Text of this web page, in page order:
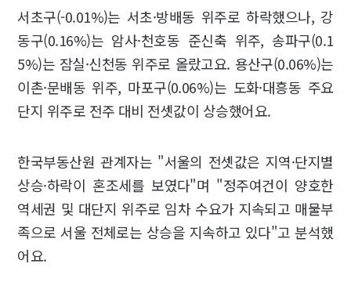
서초구(-0.01%)는 서초·방배동 위주로 하락했으나, 강
동구(0.16%)는 암사·천호동 준신축 위주, 송파구(0.1
5%)는 잠실·신천동 위주로 올랐고요. 용산구(0.06%)는
이촌·문배동 위주, 마포구(0.06%)는 도화·대흥동 주요
단지 위주로 전주 대비 전셋값이 상승했어요.
한국부동산원 관계자는 "서울의 전셋값은 지역·단지별
상승·하락이 혼조세를 보였다"며 "정주여건이 양호한
역세권 및 대단지 위주로 임차 수요가 지속되고 매물부
족으로 서울 전체로는 상승을 지속하고 있다"고 분석했
어요.